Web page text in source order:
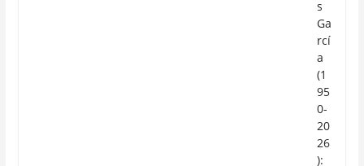
s
Ga
rcí
a
(1
95
0-
20
26
):